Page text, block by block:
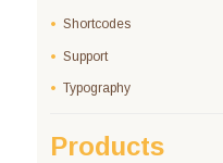
Shortcodes
Support
Typography
Products